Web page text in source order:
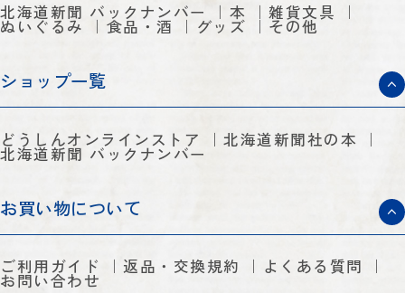
北海道新聞 バックナンバー 本 雑貨文具
ぬいぐるみ 食品・酒 グッズ その他
ショップ一覧
どうしんオンラインストア 北海道新聞社の本
北海道新聞 バックナンバー
お買い物について
ご利用ガイド 返品・交換規約 よくある質問
お問い合わせ